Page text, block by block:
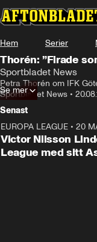
Hem Serier
Thorén: ”Firade
Sportbladet News
Petra Thorén om IFK
Sportbladet News •
Se mer
Senast
EUROPA LEAGUE • 20
Victor Nilsson
League med sitt